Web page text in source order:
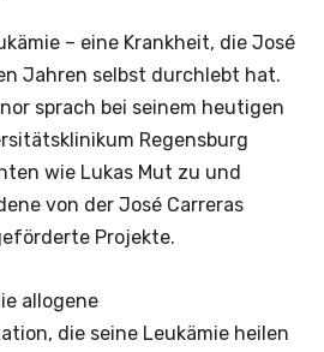
– eine Krankheit, die José
Jahren selbst durchlebt hat.
sprach bei seinem heutigen
Regensburg
wie Lukas Mut zu und
von der José Carreras
Projekte.
allogene
die seine Leukämie heilen